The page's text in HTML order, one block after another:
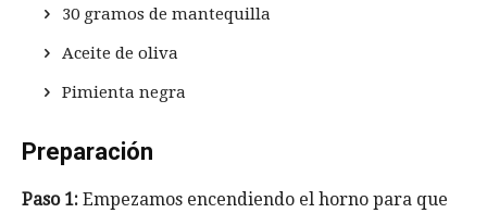
30 gramos de mantequilla
Aceite de oliva
Pimienta negra
Preparación
Paso 1: Empezamos encendiendo el horno para que